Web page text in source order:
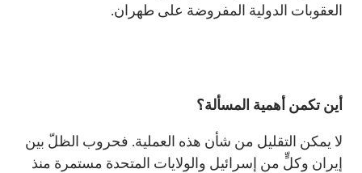
العقوبات الدولية المفروضة على طهران.
أين تكمن أهمية المسألة؟
لا يمكن التقليل من شأن هذه العملية. فحروب الظلّ بين
إيران وكلٍّ من إسرائيل والولايات المتحدة مستمرة منذ